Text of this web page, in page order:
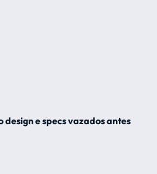
design e specs vazados antes